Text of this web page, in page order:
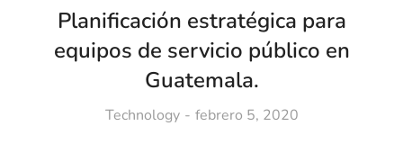
Planificación estratégica para
equipos de servicio público en
Guatemala.
Technology febrero 5, 2020